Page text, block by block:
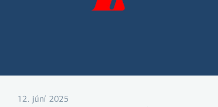
12. júní 2025